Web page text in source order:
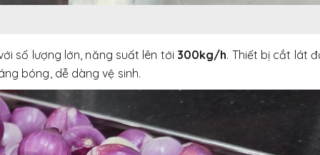
số lượng lớn, năng suất lên tới 300kg/h. Thiết bị cắt lát
bóng, dễ dàng vệ sinh.